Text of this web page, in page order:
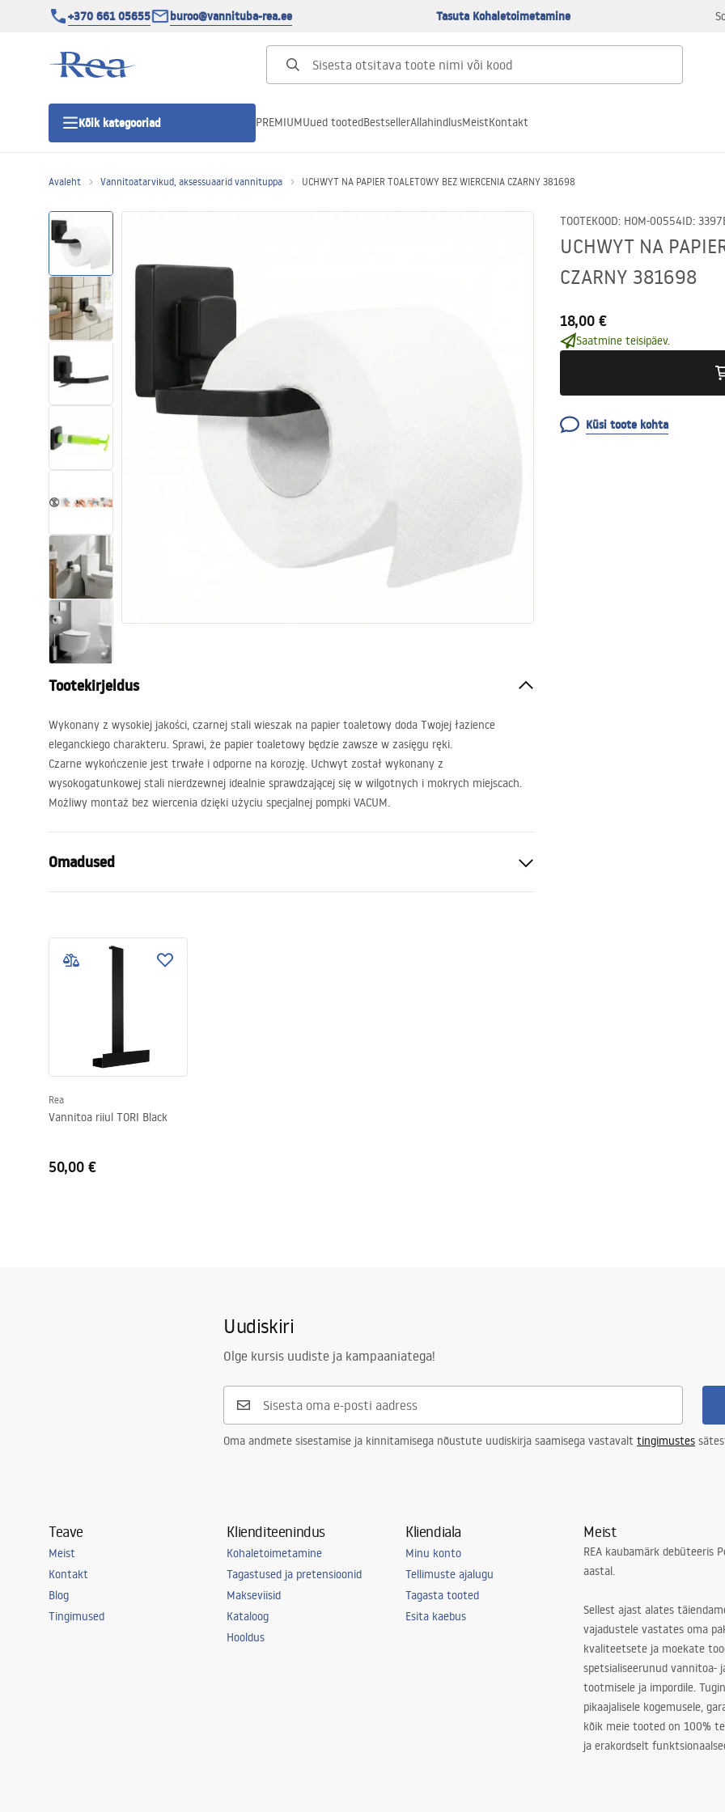
+370 661 05655 buroo@vannituba-rea.ee Tasuta Kohaletoimetamine
Kõik kategooriad
Vannitoa dušialused
Lineaarne duši äravool
Tualettruumid
Vannid ja ekraanid
Vannitoas dušid
Vannitoa tarvikud
PREMIUMUued tootedBestsellerAllahindlusMeistKontakt
Avaleht Vannitoatarvikud, aksessuaarid vannituppa UCHWYT NA PAPIER TOALETOWY BEZ WIERCENIA CZARNY 381698
TOOTEKOOD: HOM-00554ID: 3397
UCHWYT NA
CZARNY 381698
18,00 €
Saatmine teisipäev.
Küsi toote kohta
Tootekirjeldus
Wykonany z wysokiej jakości, czarnej stali wieszak na papier toaletowy doda Twojej łazience
eleganckiego charakteru. Sprawi, że papier toaletowy będzie zawsze w zasięgu ręki.
Czarne wykończenie jest trwałe i odporne na korozję. Uchwyt został wykonany z
wysokogatunkowej stali nierdzewnej idealnie sprawdzającej się w wilgotnych i mokrych miejscach.
Możliwy montaż bez wiercenia dzięki użyciu specjalnej pompki VACUM.
Omadused
Paigaldusviis
Garantii
Rea
Vannitoa riiul TORI Black
50,00 €
Uudiskiri
Olge kursis uudiste ja kampaaniatega!
Oma andmete sisestamise ja kinnitamisega nõustute uudiskirja saamisega vastavalt tingimustes
Teave
Meist
Kontakt
Blog
Tingimused
Klienditeenindus
Kohaletoimetamine
Tagastused ja pretensioonid
Makseviisid
Kataloog
Hooldus
Kliendiala
Minu konto
Tellimuste ajalugu
Tagasta tooted
Esita kaebus
Meist
REA kaubamärk debüteeris
aastal.
Sellest ajast alates
vajadustele vastates oma
kvaliteetsete ja moekate
spetsialiseerunud vannitoa-
tootmisele ja impordile.
pikaajalisele kogemusele,
kõik meie tooted on 100%
ja erakordselt